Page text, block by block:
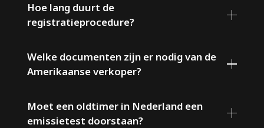
Hoe lang duurt de
registratieprocedure?
Welke documenten zijn er nodig van de
Amerikaanse verkoper?
Moet een oldtimer in Nederland een
emissietest doorstaan?